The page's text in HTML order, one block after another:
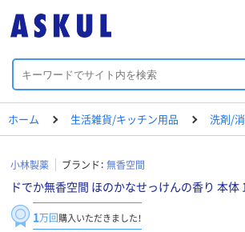
ホーム 生活雑貨/キッチン用品 洗剤/
小林製薬 ブランド： 無香空間
ドでか無香空間 ほのかなせっけんの香り 本体
1万回購入いただきました！